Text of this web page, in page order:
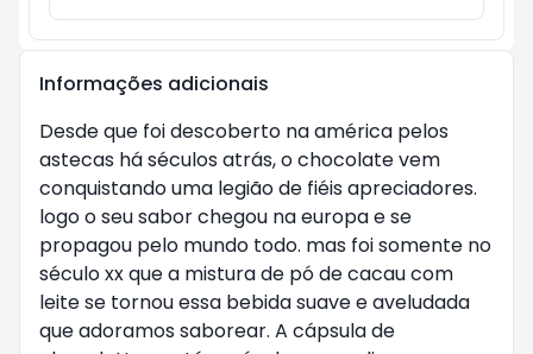
Informações adicionais
Desde que foi descoberto na américa pelos
astecas há séculos atrás, o chocolate vem
conquistando uma legião de fiéis apreciadores.
logo o seu sabor chegou na europa e se
propagou pelo mundo todo. mas foi somente no
século xx que a mistura de pó de cacau com
leite se tornou essa bebida suave e aveludada
que adoramos saborear. A cápsula de